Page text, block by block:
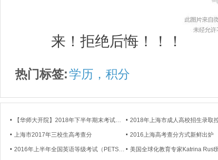
来！拒绝后悔！！！
热门标签:学历，积分
【华师大开院】2018年下半年期末考试通知
上海市2017年三校生高考查分 2016上海高考查分方式新鲜出炉
2016年上半年全国英语等级考试（PETS）成绩将在5月6日公布